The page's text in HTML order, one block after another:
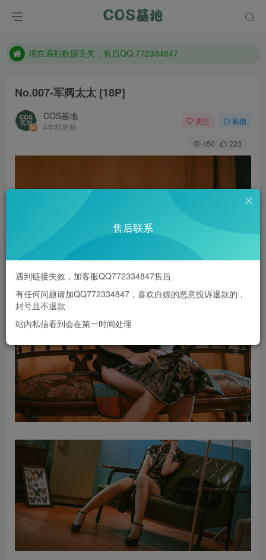
现在遇到数据丢失，售后QQ:772334847
防失联：百度搜索《趣画刊》，实时查看最新站点。
No.007-军阀太太 [18P]
COS基地
4年前更新
关注 私信
450 223
售后联系
遇到链接失效，加客服QQ772334847售后
有任何问题请加QQ772334847，喜欢白嫖的恶意投诉退款的，
封号且不退款
站内私信看到会在第一时间处理